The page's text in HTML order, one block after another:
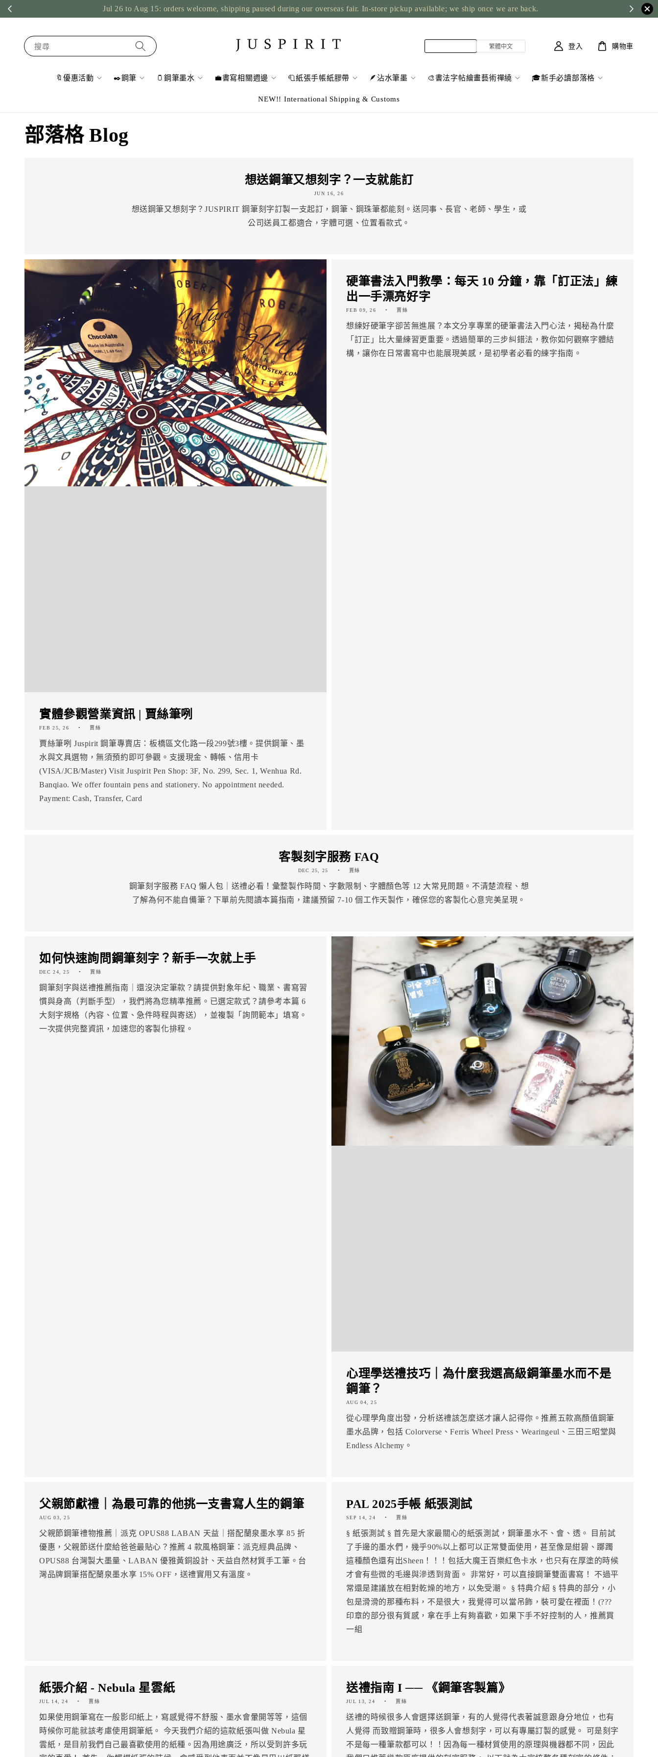
Jul 26 to Aug 15: orders welcome, shipping paused during our overseas fair. In-store pickup available; we ship once we are back.
搜尋
🔖優惠活動 ✒️鋼筆 🫙鋼筆墨水 💼書寫相關週邊 🧻紙張手帳紙膠帶 🪶沾水筆墨 🎨書法字帖繪畫藝術禪繞 🎓新手必讀部落格
NEW!! International Shipping & Customs
登入 購物車
部落格 Blog
想送鋼筆又想刻字？一支就能訂
JUN 16, 26
想送鋼筆又想刻字？JUSPIRIT 鋼筆刻字訂製一支起訂，鋼筆、鋼珠筆都能刻。送同事、長官、老師、學生，或
公司送員工都適合，字體可選、位置看款式。
實體參觀營業資訊 | 賈絲筆咧
FEB 25, 26 賈絲
賈絲筆咧 Juspirit 鋼筆專賣店：板橋區文化路一段299號3樓。提供鋼筆、墨
水與文具選物，無須預約即可參觀。支援現金、轉帳、信用卡
(VISA/JCB/Master) Visit Juspirit Pen Shop: 3F, No. 299, Sec. 1, Wenhua Rd.
Banqiao. We offer fountain pens and stationery. No appointment needed.
Payment: Cash, Transfer, Card
硬筆書法入門教學：每天 10 分鐘，靠「訂正法」練
出一手漂亮好字
FEB 09, 26 賈絲
想練好硬筆字卻苦無進展？本文分享專業的硬筆書法入門心法，揭秘為什麼
「訂正」比大量練習更重要。透過簡單的三步糾錯法，教你如何觀察字體結
構，讓你在日常書寫中也能展現美感，是初學者必看的練字指南。
客製刻字服務 FAQ
DEC 25, 25 賈絲
鋼筆刻字服務 FAQ 懶人包｜送禮必看！彙整製作時間、字數限制、字體顏色等 12 大常見問題。不清楚流程、想
了解為何不能自備筆？下單前先閱讀本篇指南，建議預留 7-10 個工作天製作，確保您的客製化心意完美呈現。
如何快速詢問鋼筆刻字？新手一次就上手
DEC 24, 25 賈絲
鋼筆刻字與送禮推薦指南｜還沒決定筆款？請提供對象年紀、職業、書寫習
慣與身高（判斷手型），我們將為您精準推薦。已選定款式？請參考本篇 6
大刻字規格（內容、位置、急件時程與寄送），並複製「詢問範本」填寫。
一次提供完整資訊，加速您的客製化排程。
心理學送禮技巧｜為什麼我選高級鋼筆墨水而不是
鋼筆？
AUG 04, 25
從心理學角度出發，分析送禮該怎麼送才讓人記得你。推薦五款高顏值鋼筆
墨水品牌，包括 Colorverse、Ferris Wheel Press、Wearingeul、三田三昭堂與
Endless Alchemy。
父親節獻禮｜為最可靠的他挑一支書寫人生的鋼筆
AUG 03, 25
父親節鋼筆禮物推薦｜派克 OPUS88 LABAN 天益｜搭配蘭泉墨水享 85 折
優惠，父親節送什麼給爸爸最貼心？推薦 4 款風格鋼筆：派克經典品牌、
OPUS88 台灣製大墨量、LABAN 優雅黃銅設計、天益自然材質手工筆。台
灣品牌鋼筆搭配蘭泉墨水享 15% OFF，送禮實用又有溫度。
PAL 2025手帳 紙張測試
SEP 14, 24 賈絲
§ 紙張測試 § 首先是大家最關心的紙張測試，鋼筆墨水不、會、透。 目前試
了手邊的墨水們，幾乎90%以上都可以正常雙面使用，甚至像是紺碧、躑躅
這種顏色還有出Sheen！！！包括大魔王百樂紅色卡水，也只有在厚塗的時候
才會有些微的毛邊與滲透到背面。 非常好，可以直接鋼筆雙面書寫！ 不過平
常還是建議放在相對乾燥的地方，以免受潮。 § 特典介紹 § 特典的部分，小
包是滑滑的那種布料，不是很大，我覺得可以當吊飾，裝可愛在裡面！(???
印章的部分很有質感，拿在手上有夠喜歡，如果下手不好控制的人，推薦買
一組
紙張介紹 - Nebula 星雲紙
JUL 14, 24 賈絲
如果使用鋼筆寫在一般影印紙上，寫感覺得不舒服、墨水會暈開等等，這個
時候你可能就該考慮使用鋼筆紙。 今天我們介紹的這款紙張叫做 Nebula 星
雲紙，是目前我們自己最喜歡使用的紙種。因為用途廣泛，所以受到許多玩
送禮指南 I ── 《鋼筆客製篇》
JUL 13, 24 賈絲
送禮的時候很多人會選擇送鋼筆，有的人覺得代表著誠意跟身分地位，也有
人覺得 而致贈鋼筆時，很多人會想刻字，可以有專屬訂製的感覺。 可是刻字
不是每一種筆款都可以！！因為每一種材質使用的原理與機器都不同，因此